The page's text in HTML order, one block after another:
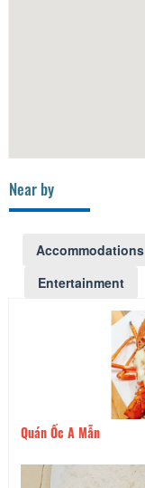
Near by
Accommodations
Entertainment
Quán Ốc A Mẫn